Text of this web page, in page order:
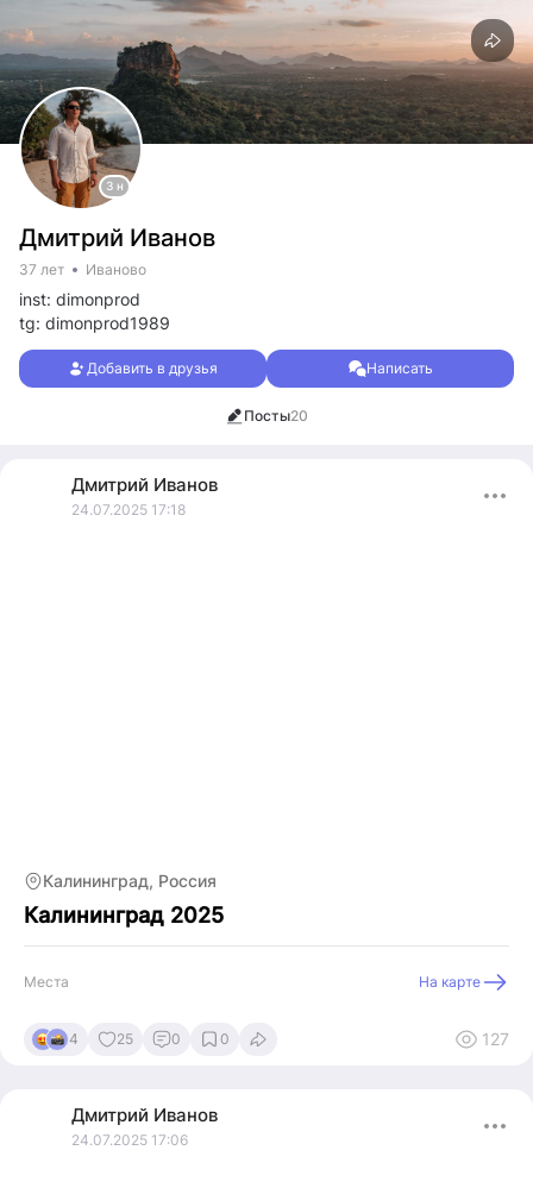
3 н
Дмитрий Иванов
37 лет Иваново
inst: dimonprod
tg: dimonprod1989
Добавить в друзья Написать
Посты20
Дмитрий Иванов
24.07.2025 17:18
Калининград, Россия
Калининград 2025
Места На карте
4 25 0 0 127
Дмитрий Иванов
24.07.2025 17:06